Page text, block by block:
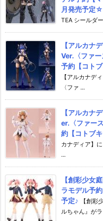
月発売予定☆
TEA シールダ
【アルカナ
Ver.〈ファ
予約【コト
【アルカナデ
〈ファ ...
【アルカナ
er.〈ファー
約【コトブ
カナディア】
...
【創彩少女
ラモデル予
予定♪
【創彩
ルちゃん』が